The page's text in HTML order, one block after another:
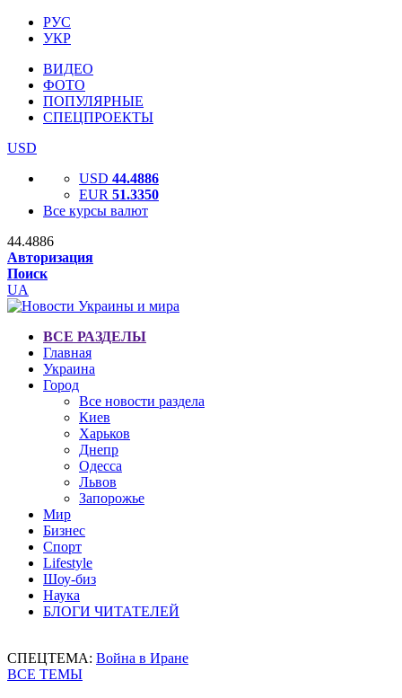
РУС
УКР
ВИДЕО
ФОТО
ПОПУЛЯРНЫЕ
СПЕЦПРОЕКТЫ
USD
USD 44.4886
EUR 51.3350
Все курсы валют
44.4886
Авторизация
Поиск
UA
ВСЕ РАЗДЕЛЫ
Главная
Украина
Город
Все новости раздела
Киев
Харьков
Днепр
Одесса
Львов
Запорожье
Мир
Бизнес
Спорт
Lifestyle
Шоу-биз
Наука
БЛОГИ ЧИТАТЕЛЕЙ
СПЕЦТЕМА: Война в Иране
ВСЕ ТЕМЫ